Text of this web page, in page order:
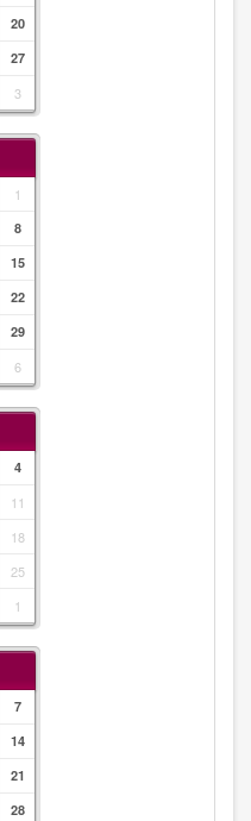
20
27
3
1
8
15
22
29
6
4
11
18
25
1
7
14
21
28